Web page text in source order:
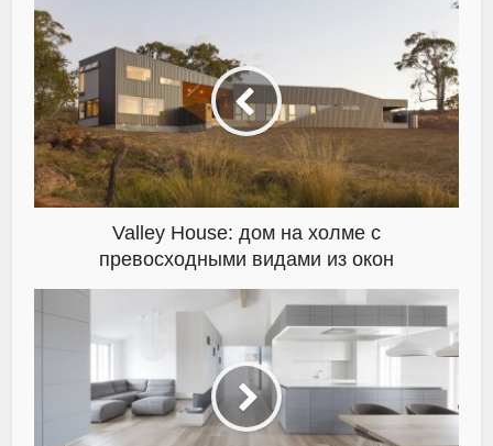
Valley House: дом на холме с
превосходными видами из окон